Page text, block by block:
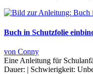
Buch in Schutzfolie
von Conny
Eine Anleitung für
Dauer: | Schwierigkeit: